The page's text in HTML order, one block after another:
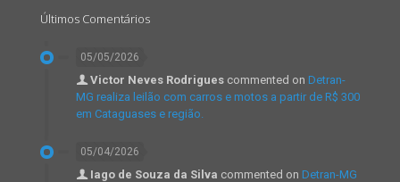
Últimos Comentários
05/05/2026
Victor Neves Rodrigues commented on Detran-
MG realiza leilão com carros e motos a partir de R$ 300
em Cataguases e região.
05/04/2026
Iago de Souza da Silva commented on Detran-MG